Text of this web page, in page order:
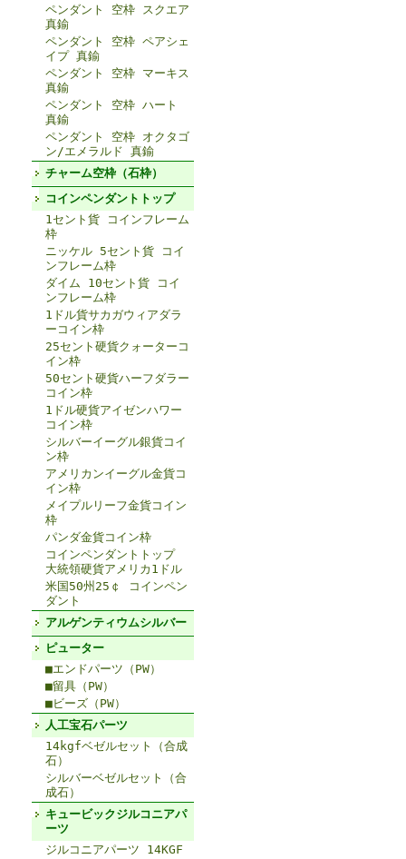
ペンダント 空枠 スクエア
真鍮
ペンダント 空枠 ペアシェ
イプ 真鍮
ペンダント 空枠 マーキス
真鍮
ペンダント 空枠 ハート
真鍮
ペンダント 空枠 オクタゴ
ン/エメラルド 真鍮
チャーム空枠（石枠）
コインペンダントトップ
1セント貨 コインフレーム
枠
ニッケル 5セント貨 コイ
ンフレーム枠
ダイム 10セント貨 コイ
ンフレーム枠
1ドル貨サカガウィアダラ
ーコイン枠
25セント硬貨クォーターコ
イン枠
50セント硬貨ハーフダラー
コイン枠
1ドル硬貨アイゼンハワー
コイン枠
シルバーイーグル銀貨コイ
ン枠
アメリカンイーグル金貨コ
イン枠
メイプルリーフ金貨コイン
枠
パンダ金貨コイン枠
コインペンダントトップ
大統領硬貨アメリカ1ドル
米国50州25￠ コインペン
ダント
アルゲンティウムシルバー
ピューター
■エンドパーツ（PW）
■留具（PW）
■ビーズ（PW）
人工宝石パーツ
14kgfベゼルセット（合成
石）
シルバーベゼルセット（合
成石）
キュービックジルコニアパ
ーツ
ジルコニアパーツ 14KGF